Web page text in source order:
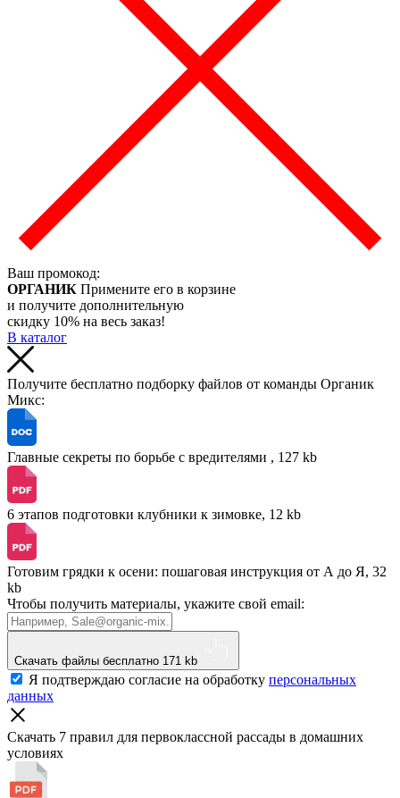
Ваш промокод:
ОРГАНИК Примените его в корзине
и получите дополнительную
скидку 10% на весь заказ!
В каталог
Получите бесплатно подборку файлов от команды Органик
Микс:
Главные секреты по борьбе с вредителями , 127 kb
6 этапов подготовки клубники к зимовке, 12 kb
Готовим грядки к осени: пошаговая инструкция от А до Я, 32
kb
Чтобы получить материалы, укажите свой email:
Скачать файлы бесплатно 171 kb
Я подтверждаю согласие на обработку персональных
данных
Скачать 7 правил для первоклассной рассады в домашних
условиях